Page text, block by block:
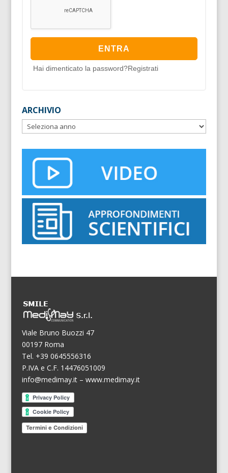
Hai dimenticato la password?Registrati
ARCHIVIO
Viale Bruno Buozzi 47
00197 Roma
Tel. +39 0645556316
P.IVA e C.F. 14476051009
info@medimay.it– www.medimay.it
Termini e Condizioni